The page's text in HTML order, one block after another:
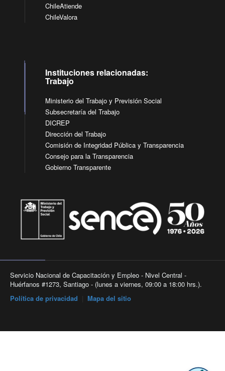
ChileAtiende
ChileValora
Instituciones relacionadas:
Trabajo
Ministerio del Trabajo y Previsión Social
Subsecretaría del Trabajo
DICREP
Dirección del Trabajo
Comisión de Integridad Pública y Transparencia
Consejo para la Transparencia
Gobierno Transparente
Servicio Nacional de Capacitación y Empleo - Nivel Central -
Huérfanos #1273, Santiago - (lunes a viernes, 09:00 a 18:00 hrs.).
Política de privacidad
Mapa del sitio